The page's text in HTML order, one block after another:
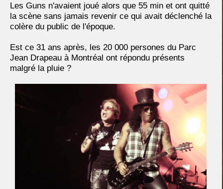
Les Guns n'avaient joué alors que 55 min et ont quitté
la scène sans jamais revenir ce qui avait déclenché la
colère du public de l'époque.
Est ce 31 ans après, les 20 000 persones du Parc
Jean Drapeau à Montréal ont répondu présents
malgré la pluie ?